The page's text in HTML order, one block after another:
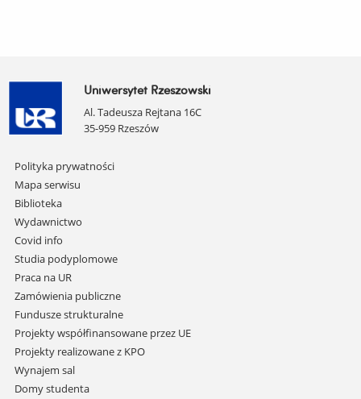
Uniwersytet Rzeszowski
Al. Tadeusza Rejtana 16C
35-959 Rzeszów
Pomiń
nawigację
i
przejdź
do
treści
Polityka prywatności
Mapa serwisu
Biblioteka
Wydawnictwo
Covid info
Studia podyplomowe
Praca na UR
Zamówienia publiczne
Fundusze strukturalne
Projekty współfinansowane przez UE
Projekty realizowane z KPO
Wynajem sal
Domy studenta